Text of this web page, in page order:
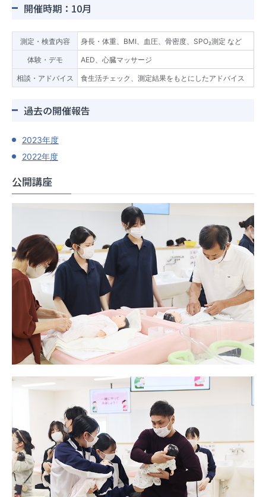
開催時期：10月
測定・検査内容 身長・体重、BMI、血圧、骨密度、SPO₂測定 など
体験・デモ AED、心臓マッサージ
相談・アドバイス 食生活チェック、測定結果をもとにしたアドバイス
過去の開催報告
2023年度
2022年度
公開講座